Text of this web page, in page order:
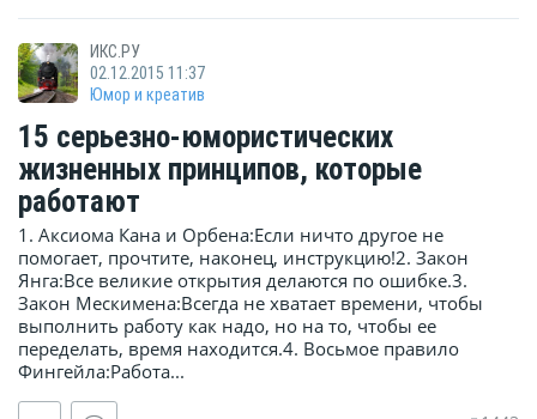
ИКС.РУ
02.12.2015 11:37
Юмор и креатив
15 серьезно-юмористических
жизненных принципов, которые
работают
1. Аксиома Кана и Орбена:Если ничто другое не
помогает, прочтите, наконец, инструкцию!2. Закон
Янга:Все великие открытия делаются по ошибке.3.
Закон Мескимена:Всегда не хватает времени, чтобы
выполнить работу как надо, но на то, чтобы ее
переделать, время находится.4. Восьмое правило
Фингейла:Работа...